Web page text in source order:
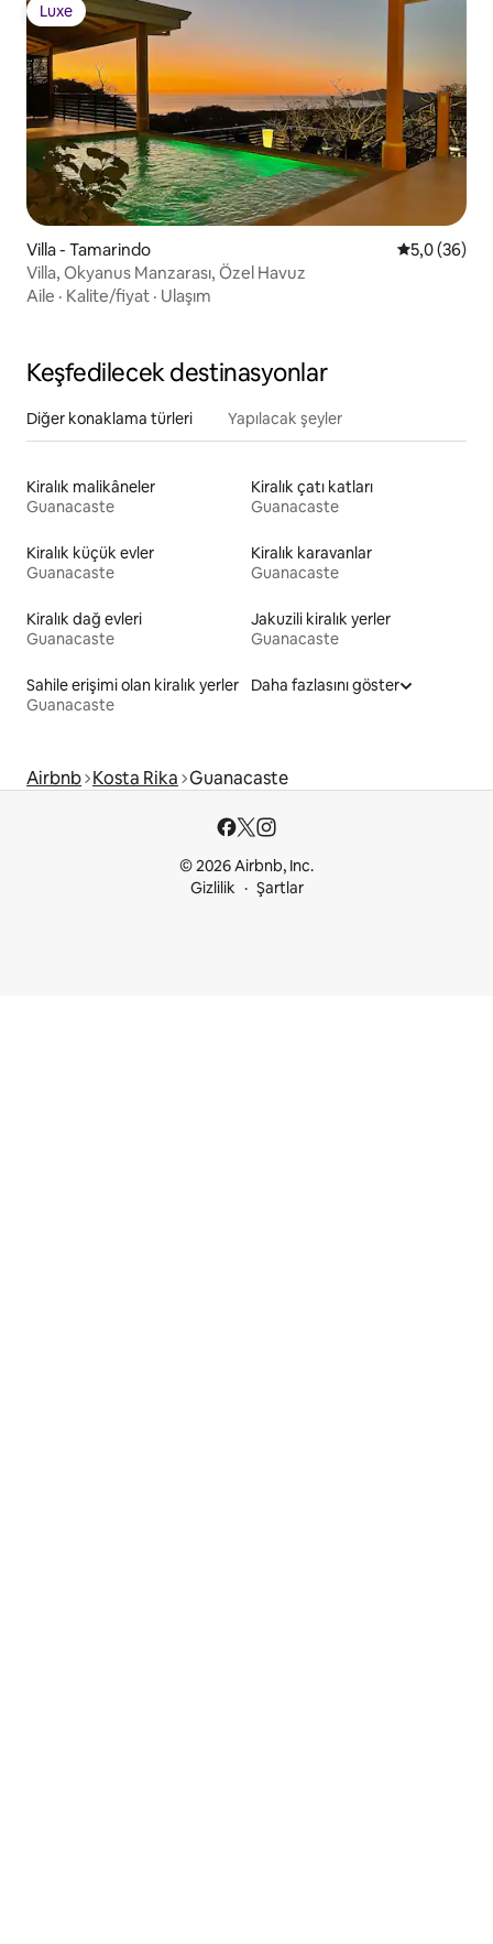
Luxe
Luxe
Villa - Tamarindo 5 üzerinden
5,0 (36)
Villa, Okyanus Manzarası, Özel Havuz
Aile · Kalite/fiyat · Ulaşım
Keşfedilecek destinasyonlar
Diğer konaklama türleri Yapılacak şeyler
Kiralık malikâneler
Guanacaste
Kiralık çatı katları
Guanacaste
Kiralık küçük evler
Guanacaste
Kiralık karavanlar
Guanacaste
Kiralık dağ evleri
Guanacaste
Jakuzili kiralık yerler
Guanacaste
Sahile erişimi olan kiralık yerler
Guanacaste
Daha fazlasını göster
Airbnb Kosta Rika Guanacaste
© 2026 Airbnb, Inc.
Gizlilik
Şartlar